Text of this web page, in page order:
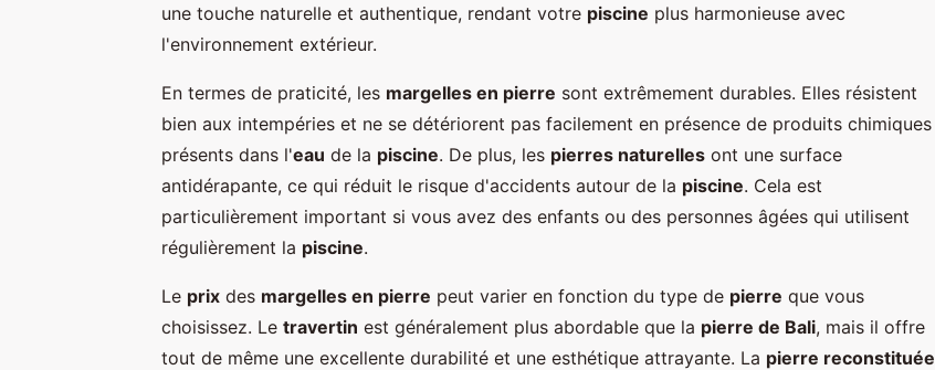
une touche naturelle et authentique, rendant votre piscine plus harmonieuse avec
l'environnement extérieur.
En termes de praticité, les margelles en pierre sont extrêmement durables. Elles résistent
bien aux intempéries et ne se détériorent pas facilement en présence de produits chimiques
présents dans l'eau de la piscine. De plus, les pierres naturelles ont une surface
antidérapante, ce qui réduit le risque d'accidents autour de la piscine. Cela est
particulièrement important si vous avez des enfants ou des personnes âgées qui utilisent
régulièrement la piscine.
Le prix des margelles en pierre peut varier en fonction du type de pierre que vous
choisissez. Le travertin est généralement plus abordable que la pierre de Bali, mais il offre
tout de même une excellente durabilité et une esthétique attrayante. La pierre reconstituée